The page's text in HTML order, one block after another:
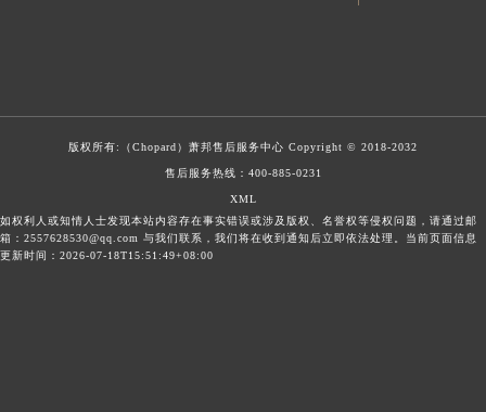
版权所有:（Chopard） 萧邦售后服务中心 Copyright © 2018-2032
售后服务热线： 400-885-0231
XML
如权利人或知情人士发现本站内容存在事实错误或涉及版权、名誉权等侵权问题，请通过邮
箱：2557628530@qq.com 与我们联系，我们将在收到通知后立即依法处理。当前页面信息
更新时间：2026-07-18T15:51:49+08:00